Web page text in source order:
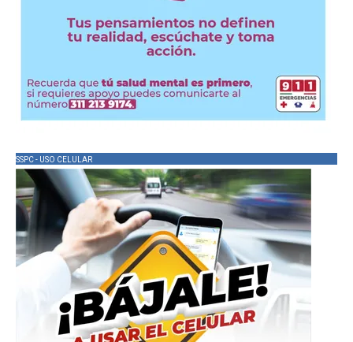
SSPC - USO CELULAR